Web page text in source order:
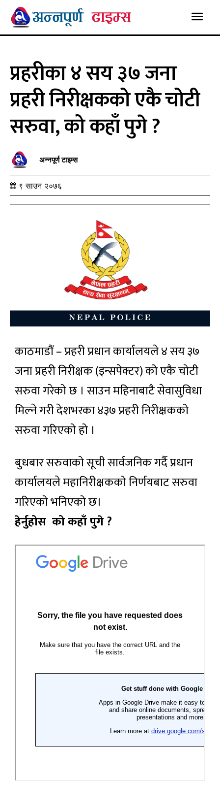
प्रहरीका ४ सय ३७ जना
प्रहरी निरीक्षकको एकै चोटी
सरुवा, को कहाँ पुगे ?
अन्नपूर्ण टाइम्स
९ साउन २०७६
काठमाडौं – प्रहरी प्रधान कार्यालयले ४ सय ३७
जना प्रहरी निरीक्षक (इन्सपेक्टर) को एकै चोटी
सरुवा गरेको छ । साउन महिनाबाटै सेवासुविधा
मिल्ने गरी देशभरका ४३७ प्रहरी निरीक्षकको
सरुवा गरिएको हो ।
बुधबार सरुवाको सूची सार्वजनिक गर्दै प्रधान
कार्यालयले महानिरीक्षकको निर्णयबाट सरुवा
गरिएको भनिएको छ।
हेर्नुहोस को कहाँ पुगे ?